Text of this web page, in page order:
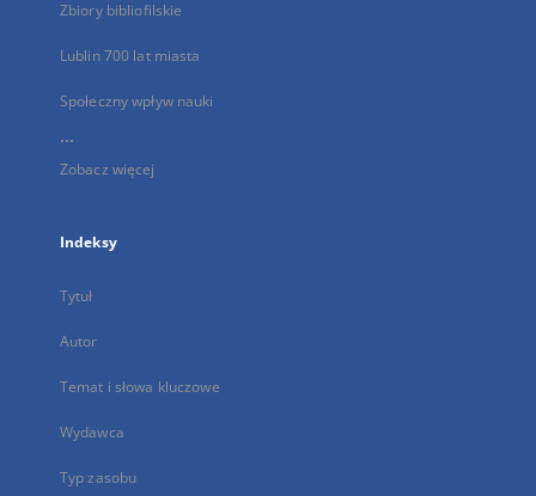
Zbiory bibliofilskie
Lublin 700 lat miasta
Społeczny wpływ nauki
...
Zobacz więcej
Indeksy
Tytuł
Autor
Temat i słowa kluczowe
Wydawca
Typ zasobu